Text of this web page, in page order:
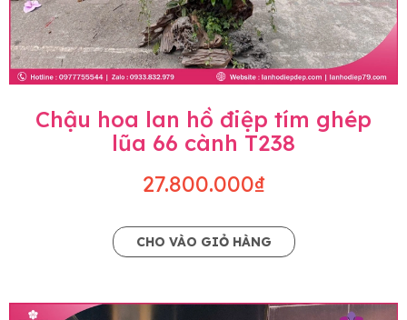
Chậu hoa lan hồ điệp tím ghép
lũa 66 cành T238
27.800.000₫
CHO VÀO GIỎ HÀNG